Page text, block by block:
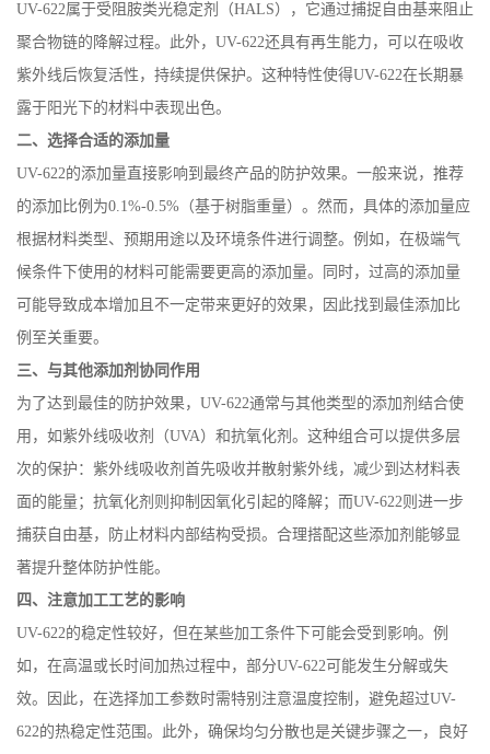
UV-622属于受阻胺类光稳定剂（HALS），它通过捕捉自由基来阻止
聚合物链的降解过程。此外， UV-622还具有再生能力，可以在吸收
紫外线后恢复活性，持续提供保护。这种特性使得UV-622在长期暴
露于阳光下的材料中表现出色。
二、选择合适的添加量
UV-622的添加量直接影响到最终产品的防护效果。一般来说，推荐
的添加比例为0.1%-0.5% （基于树脂重量）。然而，具体的添加量应
根据材料类型、预期用途以及环境条件进行调整。例如，在极端气
候条件下使用的材料可能需要更高的添加量。同时，过高的添加量
可能导致成本增加且不一定带来更好的效果，因此找到最佳添加比
例至关重要。
三、与其他添加剂协同作用
为了达到最佳的防护效果， UV-622通常与其他类型的添加剂结合使
用，如紫外线吸收剂（UVA）和抗氧化剂。这种组合可以提供多层
次的保护：紫外线吸收剂首先吸收并散射紫外线，减少到达材料表
面的能量；抗氧化剂则抑制因氧化引起的降解；而UV-622则进一步
捕获自由基，防止材料内部结构受损。合理搭配这些添加剂能够显
著提升整体防护性能。
四、注意加工工艺的影响
UV-622的稳定性较好，但在某些加工条件下可能会受到影响。例
如，在高温或长时间加热过程中，部分UV-622可能发生分解或失
效。因此，在选择加工参数时需特别注意温度控制，避免超过UV-
622的热稳定性范围。此外，确保均匀分散也是关键步骤之一，良好